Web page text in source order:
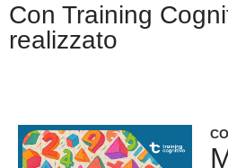
Con Training
realizzato